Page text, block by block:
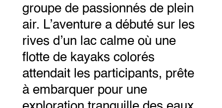
groupe de passionnés de plein
air. L’aventure a débuté sur les
rives d’un lac calme où une
flotte de kayaks colorés
attendait les participants, prête
à embarquer pour une